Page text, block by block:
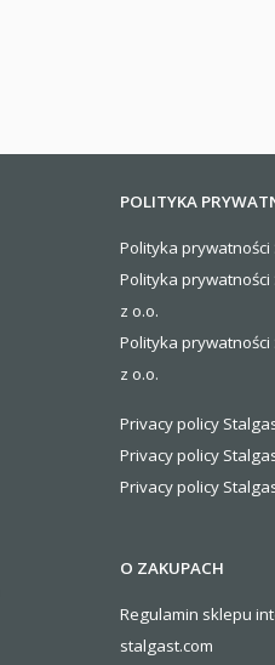
POLITYKA
Polityka prywatności
Polityka
z o.o.
Polityka
z o.o.
Privacy policy
Privacy policy
Privacy policy
O ZAKUPACH
Regulamin sklepu
stalgast.com